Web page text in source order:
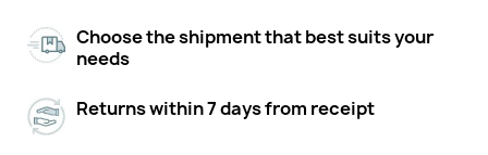
Choose the shipment that best suits your
needs
Returns within 7 days from receipt